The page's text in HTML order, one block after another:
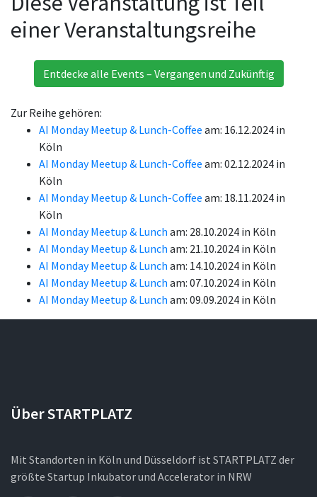
einer Veranstaltungsreihe
Entdecke alle Events – Vergangen und Zukünftig
Zur Reihe gehören:
AI Monday Meetup & Lunch-Coffee am: 16.12.2024 in
Köln
AI Monday Meetup & Lunch-Coffee am: 02.12.2024 in
Köln
AI Monday Meetup & Lunch-Coffee am: 18.11.2024 in
Köln
AI Monday Meetup & Lunch am: 28.10.2024 in Köln
AI Monday Meetup & Lunch am: 21.10.2024 in Köln
AI Monday Meetup & Lunch am: 14.10.2024 in Köln
AI Monday Meetup & Lunch am: 07.10.2024 in Köln
AI Monday Meetup & Lunch am: 09.09.2024 in Köln
Über STARTPLATZ
Mit Standorten in Köln und Düsseldorf ist STARTPLATZ der
größte Startup Inkubator und Accelerator in NRW